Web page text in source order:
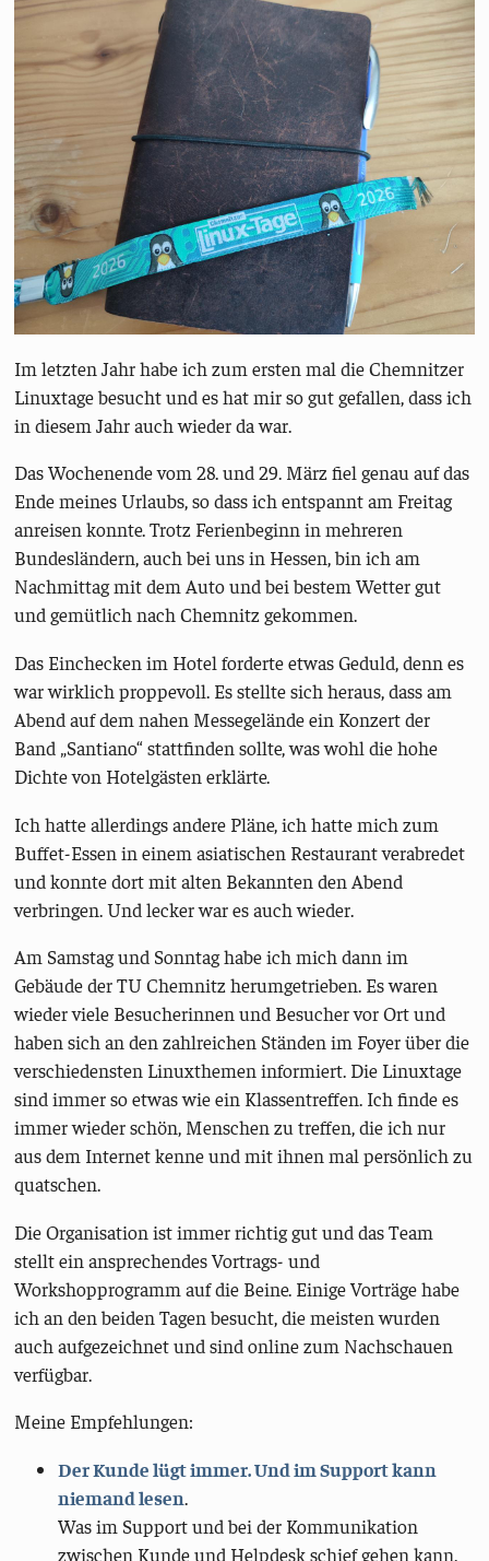
Im letzten Jahr habe ich zum ersten mal die Chemnitzer
Linuxtage besucht und es hat mir so gut gefallen, dass ich
in diesem Jahr auch wieder da war.
Das Wochenende vom 28. und 29. März fiel genau auf das
Ende meines Urlaubs, so dass ich entspannt am Freitag
anreisen konnte. Trotz Ferienbeginn in mehreren
Bundesländern, auch bei uns in Hessen, bin ich am
Nachmittag mit dem Auto und bei bestem Wetter gut
und gemütlich nach Chemnitz gekommen.
Das Einchecken im Hotel forderte etwas Geduld, denn es
war wirklich proppevoll. Es stellte sich heraus, dass am
Abend auf dem nahen Messegelände ein Konzert der
Band „Santiano“ stattfinden sollte, was wohl die hohe
Dichte von Hotelgästen erklärte.
Ich hatte allerdings andere Pläne, ich hatte mich zum
Buffet-Essen in einem asiatischen Restaurant verabredet
und konnte dort mit alten Bekannten den Abend
verbringen. Und lecker war es auch wieder.
Am Samstag und Sonntag habe ich mich dann im
Gebäude der TU Chemnitz herumgetrieben. Es waren
wieder viele Besucherinnen und Besucher vor Ort und
haben sich an den zahlreichen Ständen im Foyer über die
verschiedensten Linuxthemen informiert. Die Linuxtage
sind immer so etwas wie ein Klassentreffen. Ich finde es
immer wieder schön, Menschen zu treffen, die ich nur
aus dem Internet kenne und mit ihnen mal persönlich zu
quatschen.
Die Organisation ist immer richtig gut und das Team
stellt ein ansprechendes Vortrags- und
Workshopprogramm auf die Beine. Einige Vorträge habe
ich an den beiden Tagen besucht, die meisten wurden
auch aufgezeichnet und sind online zum Nachschauen
verfügbar.
Meine Empfehlungen:
Der Kunde lügt immer. Und im Support kann
niemand lesen.
Was im Support und bei der Kommunikation
zwischen Kunde und Helpdesk schief gehen kann.